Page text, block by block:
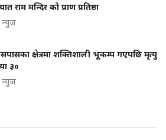
राम मन्दिर को प्राण प्रतिष्ठा
न्युज
क्षेत्रमा शक्तिशाली भूकम्प गएपछि मृत्यु
३०
न्युज